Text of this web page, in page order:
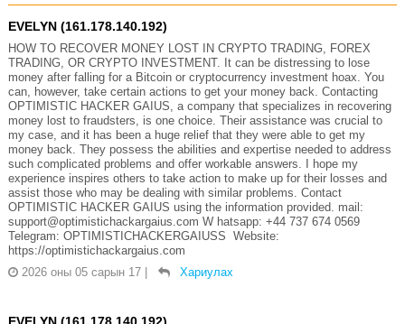
EVELYN (161.178.140.192)
HOW TO RECOVER MONEY LOST IN CRYPTO TRADING, FOREX
TRADING, OR CRYPTO INVESTMENT. It can be distressing to lose
money after falling for a Bitcoin or cryptocurrency investment hoax. You
can, however, take certain actions to get your money back. Contacting
OPTIMISTIC HACKER GAIUS, a company that specializes in recovering
money lost to fraudsters, is one choice. Their assistance was crucial to
my case, and it has been a huge relief that they were able to get my
money back. They possess the abilities and expertise needed to address
such complicated problems and offer workable answers. I hope my
experience inspires others to take action to make up for their losses and
assist those who may be dealing with similar problems. Contact
OPTIMISTIC HACKER GAIUS using the information provided. mail:
support@optimistichackargaius.com W hatsapp: +44 737 674 0569
Telegram: OPTIMISTICHACKERGAIUSS Website:
https://optimistichackargaius.com
2026 оны 05 сарын 17
Хариулах